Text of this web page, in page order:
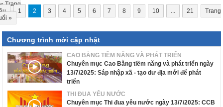
«Trang
1 2 3 4 5 6 7 8 9 10 ... 21
Trang
»
Chương trình mới cập nhật
CAO BẰNG TIỀM NĂNG VÀ PHÁT TRIỂN
Chuyên mục Cao Bằng tiềm năng và phát triển ngày
13/7/2025: Sáp nhập xã - tạo dư địa mới để phát
triển
THI ĐUA YÊU NƯỚC
Chuyên mục Thi đua yêu nước ngày 13/7/2025: CCB